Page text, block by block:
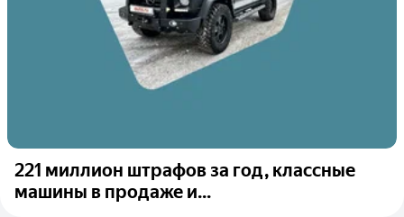
221 миллион штрафов за год, классные
машины в продаже и...